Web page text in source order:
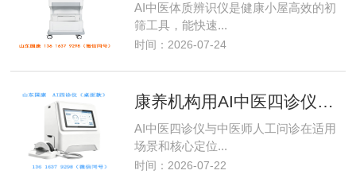
AI中医体质辨识仪是健康小屋高效的初
筛工具，能快速...
时间：2026-07-24
康养机构用AI中医四诊仪做体质评估，和中医师人工问诊差别大吗？
AI中医四诊仪与中医师人工问诊在适用
场景和核心定位...
时间：2026-07-22